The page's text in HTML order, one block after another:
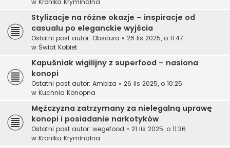
w Kronika Kryminalna
Stylizacje na różne okazje – inspiracje od
casualu po eleganckie wyjścia
Ostatni post autor: Obscura « 26 lis 2025, o 11:47
w Świat Kobiet
Kapuśniak wigilijny z superfood – nasiona
konopi
Ostatni post autor: Ambiza « 26 lis 2025, o 10:25
w Kuchnia Konopna
Mężczyzna zatrzymany za nielegalną uprawę
konopi i posiadanie narkotyków
Ostatni post autor: wegefood « 21 lis 2025, o 11:36
w Kronika Kryminalna